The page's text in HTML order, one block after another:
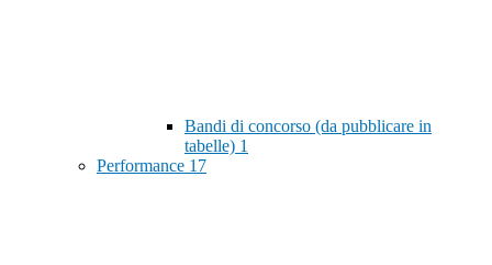
Bandi di concorso (da pubblicare in
tabelle) 1
Performance 17